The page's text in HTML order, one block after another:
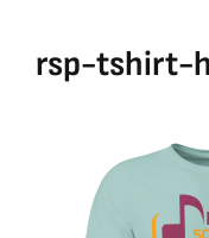
Kollektionen
rsp-tshirt-